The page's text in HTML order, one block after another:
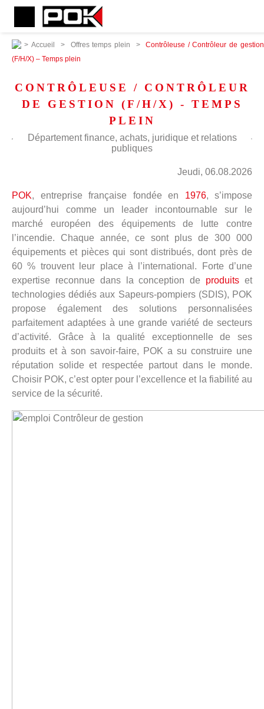
> Accueil > Offres temps plein >
Contrôleuse / Contrôleur de gestion
(F/H/X) – Temps plein
CONTRÔLEUSE / CONTRÔLEUR
DE GESTION (F/H/X) - TEMPS
PLEIN
Département finance, achats, juridique et relations
publiques
Jeudi, 06.08.2026
POK, entreprise française fondée en 1976, s’impose
aujourd’hui comme un leader incontournable sur le
marché européen des équipements de lutte contre
l’incendie. Chaque année, ce sont plus de 300 000
équipements et pièces qui sont distribués, dont près de
60 % trouvent leur place à l’international. Forte d’une
expertise reconnue dans la conception de produitset
technologies dédiés aux Sapeurs-pompiers (SDIS), POK
propose également des solutions personnalisées
parfaitement adaptées à une grande variété de secteurs
d’activité. Grâce à la qualité exceptionnelle de ses
produits et à son savoir-faire, POK a su construire une
réputation solide et respectée partout dans le monde.
Choisir POK, c’est opter pour l’excellence et la fiabilité au
service de la sécurité.